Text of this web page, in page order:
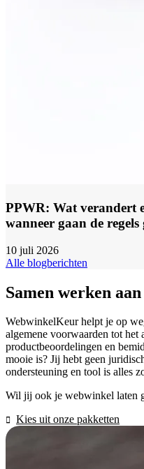
PPWR: Wat verandert
wanneer gaan de regels
10 juli 2026
Alle blogberichten
Samen werken
WebwinkelKeur helpt je op
algemene voorwaarden tot het
productbeoordelingen en
mooie is? Jij hebt geen
ondersteuning en tool is alles
Wil jij ook je webwinkel laten
Kies uit onze pakketten